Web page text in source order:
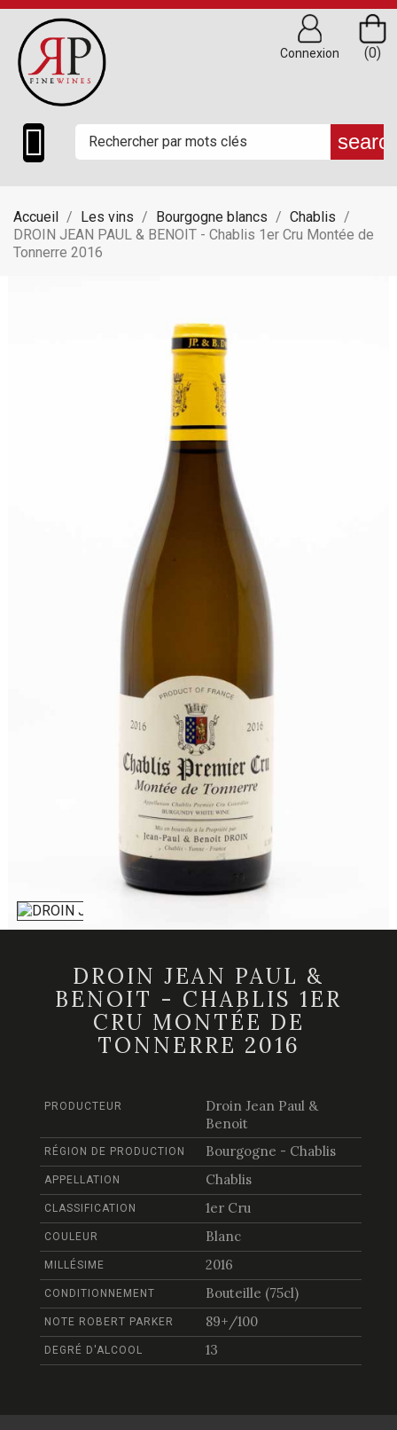

(0)
Connexion
Accueil Les vins Bourgogne blancs
Chablis
DROIN JEAN PAUL & BENOIT - Chablis 1er Cru Montée de
Tonnerre 2016
DROIN JEAN PAUL &
BENOIT - CHABLIS 1ER
CRU MONTÉE DE
TONNERRE 2016
PRODUCTEUR
Droin Jean Paul &
Benoit
RÉGION DE PRODUCTION Bourgogne - Chablis
APPELLATION Chablis
CLASSIFICATION 1er Cru
COULEUR Blanc
MILLÉSIME 2016
CONDITIONNEMENT Bouteille (75cl)
NOTE ROBERT PARKER 89+/100
DEGRÉ D'ALCOOL 13